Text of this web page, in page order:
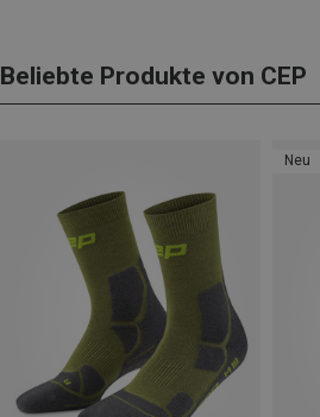
Beliebte Produkte von CEP
Neu